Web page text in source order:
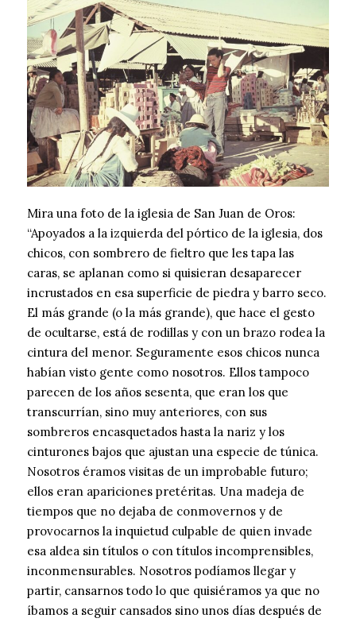
Mira una foto de la iglesia de San Juan de Oros:
“Apoyados a la izquierda del pórtico de la iglesia, dos
chicos, con sombrero de fieltro que les tapa las
caras, se aplanan como si quisieran desaparecer
incrustados en esa superficie de piedra y barro seco.
El más grande (o la más grande), que hace el gesto
de ocultarse, está de rodillas y con un brazo rodea la
cintura del menor. Seguramente esos chicos nunca
habían visto gente como nosotros. Ellos tampoco
parecen de los años sesenta, que eran los que
transcurrían, sino muy anteriores, con sus
sombreros encasquetados hasta la nariz y los
cinturones bajos que ajustan una especie de túnica.
Nosotros éramos visitas de un improbable futuro;
ellos eran apariciones pretéritas. Una madeja de
tiempos que no dejaba de conmovernos y de
provocarnos la inquietud culpable de quien invade
esa aldea sin títulos o con títulos incomprensibles,
inconmensurables. Nosotros podíamos llegar y
partir, cansarnos todo lo que quisiéramos ya que no
íbamos a seguir cansados sino unos días después de